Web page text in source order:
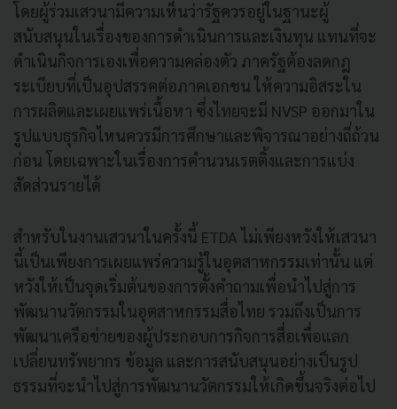
โดยผู้ร่วมเสวนามีความเห็นว่ารัฐควรอยู่ในฐานะผู้
สนับสนุนในเรื่องของการดำเนินการและเงินทุน แทนที่จะ
ดำเนินกิจการเองเพื่อความคล่องตัว ภาครัฐต้องลดกฎ
ระเบียบที่เป็นอุปสรรคต่อภาคเอกชน ให้ความอิสระใน
การผลิตและเผยแพร่เนื้อหา ซึ่งไทยจะมี NVSP ออกมาใน
รูปแบบธุรกิจไหนควรมีการศึกษาและพิจารณาอย่างถี่ถ้วน
ก่อน โดยเฉพาะในเรื่องการคำนวนเรตติ้งและการแบ่ง
สัดส่วนรายได้
สำหรับในงานเสวนาในครั้งนี้ ETDA ไม่เพียงหวังให้เสวนา
นี้เป็นเพียงการเผยแพร่ความรู้ในอุตสาหกรรมเท่านั้น แต่
หวังให้เป็นจุดเริ่มต้นของการตั้งคำถามเพื่อนำไปสู่การ
พัฒนานวัตกรรมในอุตสาหกรรมสื่อไทย รวมถึงเป็นการ
พัฒนาเครือข่ายของผู้ประกอบการกิจการสื่อเพื่อแลก
เปลี่ยนทรัพยากร ข้อมูล และการสนับสนุนอย่างเป็นรูป
ธรรมที่จะนำไปสู่การพัฒนานวัตกรรมให้เกิดขึ้นจริงต่อไป